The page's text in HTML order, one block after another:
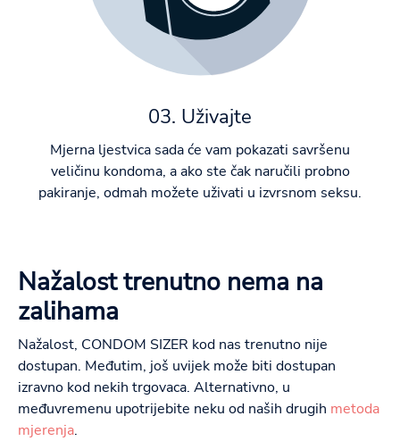
03. Uživajte
Mjerna ljestvica sada će vam pokazati savršenu
veličinu kondoma, a ako ste čak naručili probno
pakiranje, odmah možete uživati u izvrsnom seksu.
Nažalost trenutno nema na
zalihama
Nažalost, CONDOM SIZER kod nas trenutno nije
dostupan. Međutim, još uvijek može biti dostupan
izravno kod nekih trgovaca. Alternativno, u
međuvremenu upotrijebite neku od naših drugih metoda
mjerenja.